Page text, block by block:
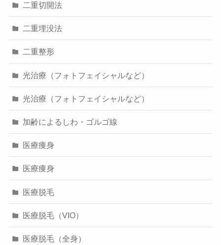
二重切開法
二重埋没法
二重整形
光治療（フォトフェイシャルなど）
光治療（フォトフェイシャルなど）
加齢によるしわ・ゴルゴ線
医療痩身
医療痩身
医療脱毛
医療脱毛（VIO）
医療脱毛（全身）